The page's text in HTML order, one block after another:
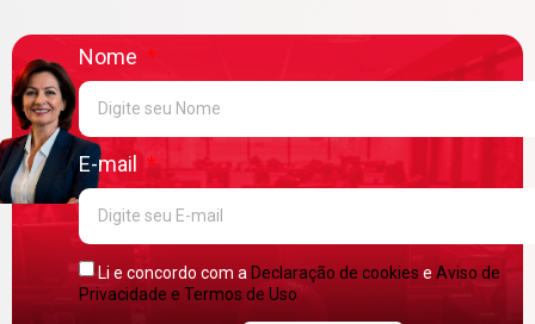
Nome
E-mail
Li e concordo com a Declaração de cookies e Aviso de
Privacidade e Termos de Uso